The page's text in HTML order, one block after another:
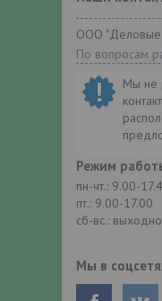
ООО "Деловые
По вопросам
Мы не
Режим
пн-чт.: 9.00-
пт.: 9.00-17.00
сб-вс.:
Мы в